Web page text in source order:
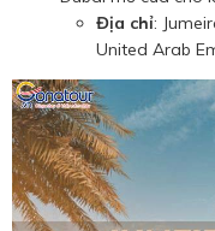
Địa chỉ:
United Arab